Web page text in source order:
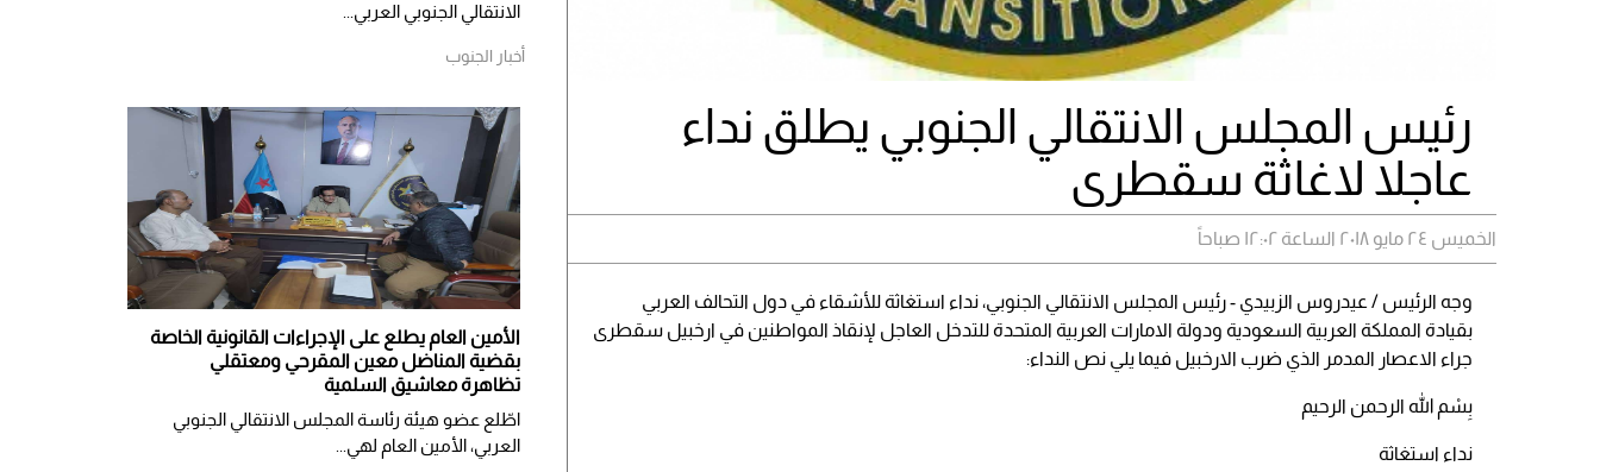
رئيس المجلس الانتقالي الجنوبي يطلق نداء
عاجلا لاغاثة سقطرى
الخميس ٢٤ مايو ٢٠١٨ الساعة ١٢:٠٢ صباحاً
وجه الرئيس / عيدروس الزبيدي - رئيس المجلس الانتقالي الجنوبي، نداء استغاثة للأشقاء في دول التحالف العربي
بقيادة المملكة العربية السعودية ودولة الامارات العربية المتحدة للتدخل العاجل لإنقاذ المواطنين في ارخبيل سقطرى
جراء الاعصار المدمر الذي ضرب الارخبيل فيما يلي نص النداء:
بِسْم الله الرحمن الرحيم
نداء استغاثة
الانتقالي الجنوبي العربي...
أخبار الجنوب
الأمين العام يطلع على الإجراءات القانونية الخاصة
بقضية المناضل معين المقرحي ومعتقلي
تظاهرة معاشيق السلمية
اطّلع عضو هيئة رئاسة المجلس الانتقالي الجنوبي
العربي، الأمين العام لهي...